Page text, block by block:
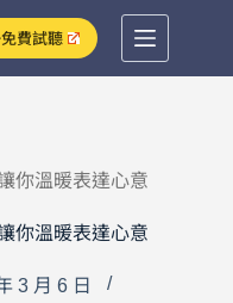
免費試聽
你溫暖表達心意
你溫暖表達心意
3 月 6 日